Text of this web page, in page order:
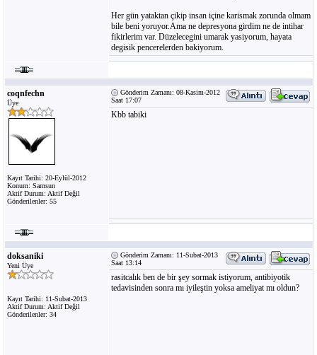
Her gün yataktan çikip insan içine karismak zorunda olmam
bile beni yoruyor.Ama ne depresyona girdim ne de intihar
fikirlerim var. Düzelecegini umarak yasiyorum, hayata
degisik pencerelerden bakiyorum.
coqnfechn
Üye
Kayıt Tarihi: 20-Eylül-2012
Konum: Samsun
Aktif Durum: Aktif Değil
Gönderilenler: 55
Gönderim Zamanı: 08-Kasim-2012
Saat 17:07
Kbb tabiki
doksaniki
Yeni Üye
Kayıt Tarihi: 11-Subat-2013
Aktif Durum: Aktif Değil
Gönderilenler: 34
Gönderim Zamanı: 11-Subat-2013
Saat 13:14
rasitcalık ben de bir şey sormak istiyorum, antibiyotik
tedavisinden sonra mı iyileştin yoksa ameliyat mı oldun?